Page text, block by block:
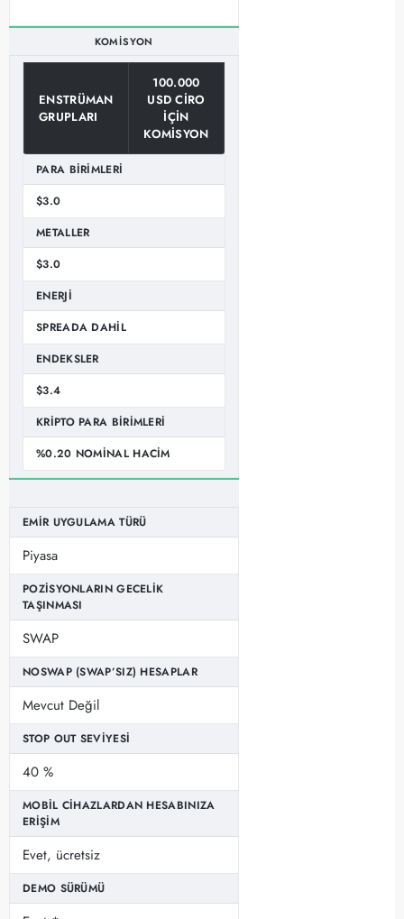
KOMISYON
ENSTRÜMAN
GRUPLARI
100.000
USD CIRO
IÇIN
KOMISYON
PARA BIRIMLERI
$3.0
METALLER
$3.0
ENERJI
SPREADA DAHIL
ENDEKSLER
$3.4
KRIPTO PARA BIRIMLERI
%0.20 NOMINAL HACIM
EMIR UYGULAMA TÜRÜ
Piyasa
POZISYONLARIN GECELIK
TAŞINMASI
SWAP
NOSWAP (SWAP’SIZ) HESAPLAR
Mevcut Değil
STOP OUT SEVIYESI
40 %
MOBIL CIHAZLARDAN HESABINIZA
ERIŞIM
Evet, ücretsiz
DEMO SÜRÜMÜ